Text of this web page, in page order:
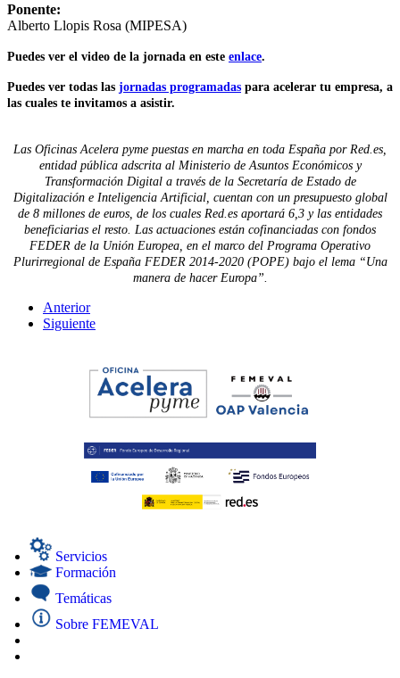
Ponente:
Alberto Llopis Rosa (MIPESA)
Puedes ver el video de la jornada en este enlace.
Puedes ver todas las jornadas programadas para acelerar tu empresa, a
las cuales te invitamos a asistir.
Las Oficinas Acelera pyme puestas en marcha en toda España por Red.es,
entidad pública adscrita al Ministerio de Asuntos Económicos y
Transformación Digital a través de la Secretaría de Estado de
Digitalización e Inteligencia Artificial, cuentan con un presupuesto global
de 8 millones de euros, de los cuales Red.es aportará 6,3 y las entidades
beneficiarias el resto. Las actuaciones están cofinanciadas con fondos
FEDER de la Unión Europea, en el marco del Programa Operativo
Plurirregional de España FEDER 2014-2020 (POPE) bajo el lema “Una
manera de hacer Europa”.
Anterior
Siguiente
Servicios
Formación
Temáticas
Sobre FEMEVAL